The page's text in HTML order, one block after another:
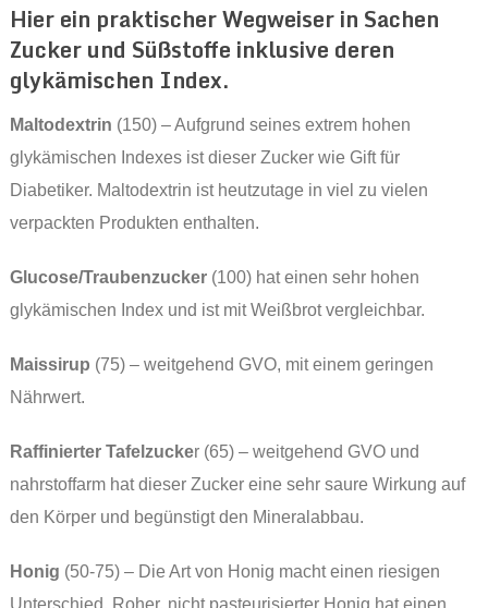
Hier ein praktischer Wegweiser in Sachen
Zucker und Süßstoffe inklusive deren
glykämischen Index.
Maltodextrin (150) – Aufgrund seines extrem hohen
glykämischen Indexes ist dieser Zucker wie Gift für
Diabetiker. Maltodextrin ist heutzutage in viel zu vielen
verpackten Produkten enthalten.
Glucose/Traubenzucker(100) hat einen sehr hohen
glykämischen Index und ist mit Weißbrot vergleichbar.
Maissirup (75) – weitgehend GVO, mit einem geringen
Nährwert.
Raffinierter Tafelzucker (65) – weitgehend GVO und
nahrstoffarm hat dieser Zucker eine sehr saure Wirkung auf
den Körper und begünstigt den Mineralabbau.
Honig (50-75) – Die Art von Honig macht einen riesigen
Unterschied. Roher, nicht pasteurisierter Honig hat einen